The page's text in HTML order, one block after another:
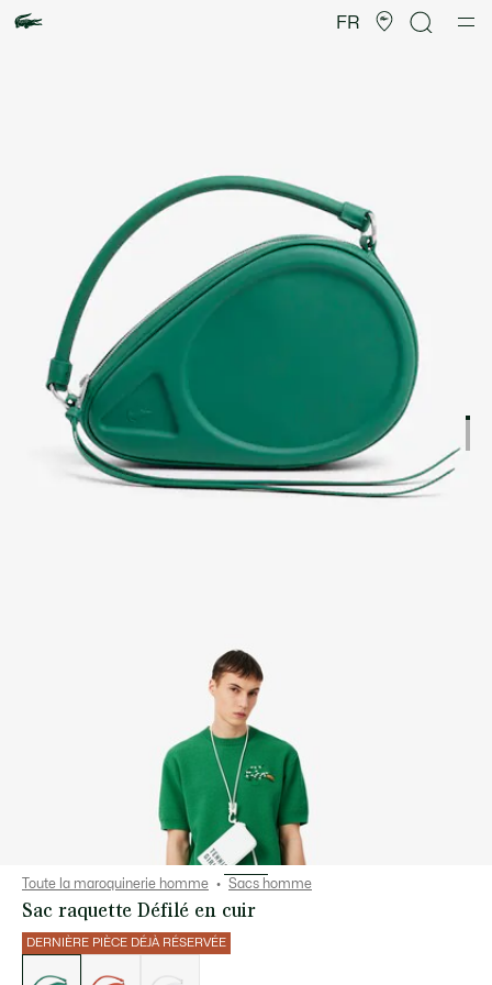
FR
d’images
produit
Toute la maroquinerie homme Sacs homme
Sac raquette Défilé en cuir
DERNIÈRE PIÈCE DÉJÀ RÉSERVÉE
déclinaisons